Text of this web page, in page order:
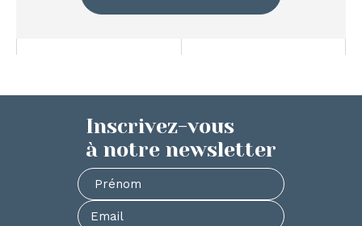
Inscrivez-vous
à notre newsletter